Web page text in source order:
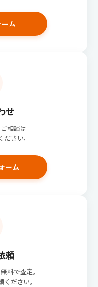
ーム
せ
相談は
さい。
ーム
頼
料で査定。
ださい。